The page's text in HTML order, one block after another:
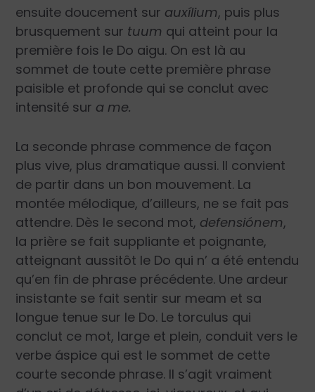
ensuite doucement sur auxílium, puis plus
brusquement sur tuum qui atteint pour la
première fois le Do aigu. On est là au
sommet de toute cette première phrase
paisible et profonde qui se conclut avec
intensité sur a me.
La seconde phrase commence de façon
plus vive, plus dramatique aussi. Il convient
de partir dans un bon mouvement. La
montée mélodique, d’ailleurs, ne se fait pas
attendre. Dès le second mot, defensiónem,
la prière se fait suppliante et poignante,
atteignant aussitôt le Do qui n’ a été entendu
qu’en fin de phrase précédente. Une ardeur
insistante se fait sentir sur meam et sa
longue tenue sur le Do. Le torculus qui
conclut ce mot, large et plein, conduit vers le
verbe áspice qui est le sommet de cette
courte seconde phrase. Il s’agit vraiment